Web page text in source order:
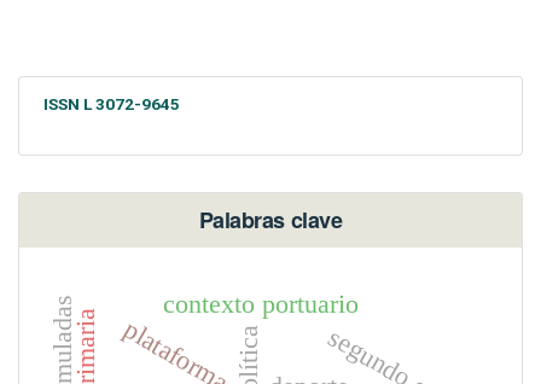
ISSN L 3072-9645
Palabras clave
política
contexto portuario
plataforma